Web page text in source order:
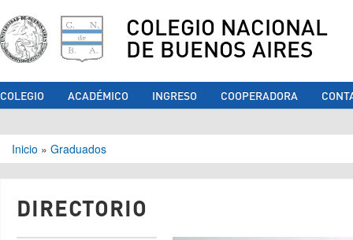
COLEGIO NACIONAL
DE BUENOS AIRES
COLEGIO ACADÉMICO INGRESO COOPERADORA
Se encuentra usted aquí
Inicio » Graduados
DIRECTORIO